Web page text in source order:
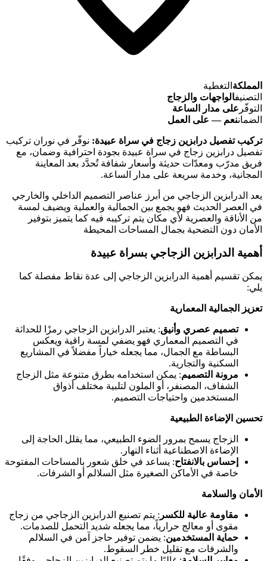
المملكة التغطية
التصنيفالواجهات والزجاج
التوفّر على مدار الساعة
الضماننعم — على العمل
تركيب تفصيل درابزين زجاج في سراة عبيدة: نوفّر في نوران تركيب
تفصيل درابزين زجاج في سراة عبيدة بجودة احترافية وضمان، مع
فريق مدرّب ومعدّات حديثة وأسعار شفافة تُحدَّد بعد المعاينة
المجانية، وخدمة سريعة على مدار الساعة.
يعد الدرابزين الزجاجي من أبرز عناصر التصميم الداخلي والخارجي
في العصر الحديث فهو يجمع بين الجمالية والعملية ويضيف لمسة
من الأناقة والعصرية لأي مكان يتم تركيبه فيه كما يتميز بتوفير
الأمان دون التضحية بجمال المساحات المحيطة
أهمية الدرابزين الزجاجي بسراة عبيدة
يمكن تقسيم أهمية الدرابزين الزجاجي إلى عدة نقاط مفصلة كما
يلي:
تعزيز الجمالية المعمارية
تصميم عصري وأنيق: يعتبر الدرابزين الزجاجي رمزًا للحداثة
في التصميم المعماري فهو يضفي لمسة راقية ويعكس
البساطة مع الجمال، مما يجعله خياراً مفضلاً في المشاريع
السكنية والتجارية.
مرونة التصميم: يمكن استخدامه بطرق متنوعة مثل الزجاج
الشفاف، المصنفر، أو الملون لتلبية مختلف أذواق
المستخدمين واحتياجات التصميم.
تحسين الإضاءة الطبيعية
الزجاج يسمح بمرور الضوء الطبيعي، مما يقلل الحاجة إلى
الإضاءة الاصطناعية أثناء النهار.
إحساس بالانفتاح: يساعد في خلق شعور بالمساحات المفتوحة
خاصة في الأماكن الصغيرة مثل السلالم أو الشرفات.
الأمان والسلامة
مقاومة عالية للكسر : يتم تصنيع الدرابزين الزجاجي من زجاج
مقوى أو معالج حرارياً، مما يجعله شديد التحمل للصدمات.
حماية المستخدمين: يضمن توفير حاجز آمن في السلالم
والشرفات مع تقليل خطر السقوط.